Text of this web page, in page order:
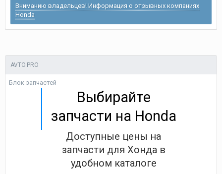
Вниманию владельцев! Информация о отзывных компаниях
Honda
AVTO.PRO
Блок запчастей
Выбирайте
запчасти на Honda
Доступные цены на
запчасти для Хонда в
удобном каталоге